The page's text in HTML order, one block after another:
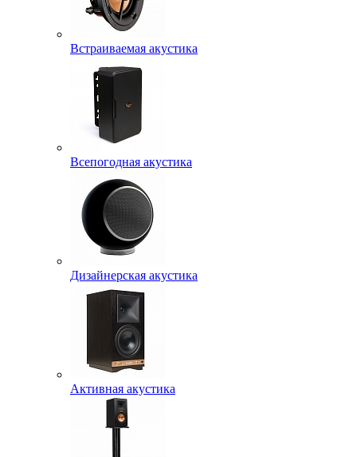
Встраиваемая акустика
Всепогодная акустика
Дизайнерская акустика
Активная акустика